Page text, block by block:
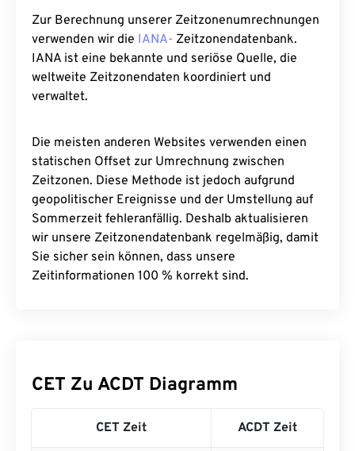
Zur Berechnung unserer Zeitzonenumrechnungen
verwenden wir die IANA- Zeitzonendatenbank.
IANA ist eine bekannte und seriöse Quelle, die
weltweite Zeitzonendaten koordiniert und
verwaltet.
Die meisten anderen Websites verwenden einen
statischen Offset zur Umrechnung zwischen
Zeitzonen. Diese Methode ist jedoch aufgrund
geopolitischer Ereignisse und der Umstellung auf
Sommerzeit fehleranfällig. Deshalb aktualisieren
wir unsere Zeitzonendatenbank regelmäßig, damit
Sie sicher sein können, dass unsere
Zeitinformationen 100 % korrekt sind.
CET Zu ACDT Diagramm
CET Zeit ACDT Zeit